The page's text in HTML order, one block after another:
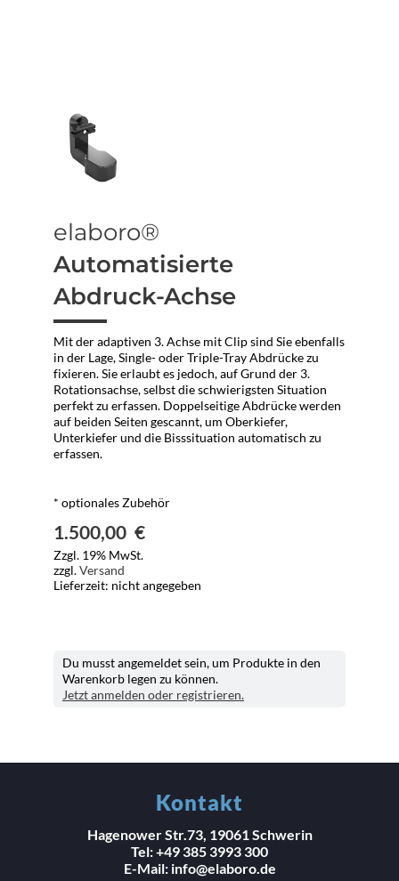
elaboro®
Automatisierte
Abdruck-Achse
Mit der adaptiven 3. Achse mit Clip sind Sie ebenfalls
in der Lage, Single- oder Triple-Tray Abdrücke zu
fixieren. Sie erlaubt es jedoch, auf Grund der 3.
Rotationsachse, selbst die schwierigsten Situation
perfekt zu erfassen. Doppelseitige Abdrücke werden
auf beiden Seiten gescannt, um Oberkiefer,
Unterkiefer und die Bisssituation automatisch zu
erfassen.
* optionales Zubehör
1.500,00 €
Zzgl. 19% MwSt.
zzgl.Versand
Lieferzeit: nicht angegeben
Du musst angemeldet sein, um Produkte in den
Warenkorb legen zu können.
Jetzt anmelden oder registrieren.
Kontakt
Hagenower Str.73, 19061 Schwerin
Tel: +49 385 3993 300
E-Mail: info@elaboro.de